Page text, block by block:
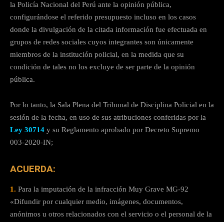
la Policía Nacional del Perú ante la opinión pública,
configurándose el referido presupuesto incluso en los casos
donde la divulgación de la citada información fue efectuada en
grupos de redes sociales cuyos integrantes son únicamente
miembros de la institución policial, en la medida que su
condición de tales no los excluye de ser parte de la opinión
pública.
Por lo tanto, la Sala Plena del Tribunal de Disciplina Policial en la
sesión de la fecha, en uso de sus atribuciones conferidas por la
Ley 30714 y su Reglamento aprobado por Decreto Supremo
003-2020-IN;
ACUERDA:
1. Para la imputación de la infracción Muy Grave MG-92
«Difundir por cualquier medio, imágenes, documentos,
anónimos u otros relacionados con el servicio o el personal de la